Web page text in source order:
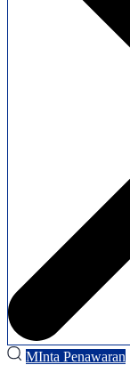
MInta Penawaran